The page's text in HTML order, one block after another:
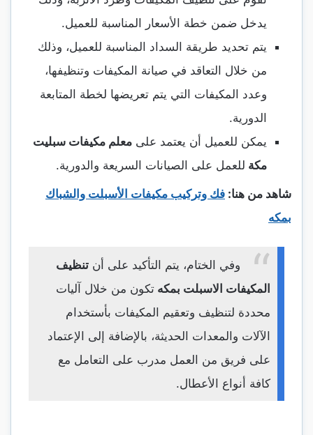
يدخل ضمن خطة الأسعار المناسبة للعميل.
يتم تحديد طريقة السداد المناسبة للعميل، وذلك
من خلال التعاقد في صيانة المكيفات وتنظيفها،
وعدد المكيفات التي يتم تعريضها لخطة المتابعة
الدورية.
يمكن للعميل أن يعتمد على معلم مكيفات سبليت
مكة للعمل على الصيانات السريعة والدورية.
شاهد من هنا: فك وتركيب مكيفات الأسبلت والشباك
بمكه
وفي الختام، يتم التأكيد على أن تنظيف
المكيفات الاسبلت بمكه تكون من خلال آليات
محددة لتنظيف وتعقيم المكيفات بأستخدام
الآلات والمعدات الحديثة، بالإضافة إلى الإعتماد
على فريق من العمل مدرب على التعامل مع
كافة أنواع الأعطال.